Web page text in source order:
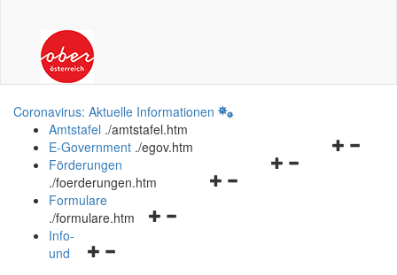
Coronavirus: Aktuelle Informationen
Amtstafel ./amtstafel.htm
Navigationsmenü
E-Government ./egov.htm
Navigationsmenü
Förderungen
./foerderungen.htm
Navigationsmenü
Formulare
./formulare.htm
Navigationsmenü
Info-
und